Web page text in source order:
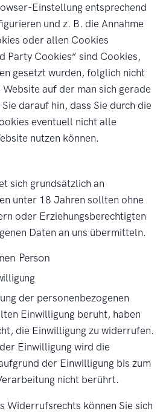
Einstellung entsprechend
und z. B. die Annahme
oder allen Cookies
Party Cookies
sind Cookies,
gesetzt wurden, folglich nicht
auf der man sich gerade
darauf hin, dass Sie durch die
eventuell nicht alle
nutzen können.
sich grundsätzlich an
unter 18 Jahren sollten ohne
oder Erziehungsberechtigten
Daten an uns übermitteln.
Person
der personenbezogenen
Einwilligung beruht, haben
die Einwilligung zu widerrufen.
Einwilligung wird die
der Einwilligung bis zum
nicht berührt.
Widerrufsrechts können Sie sich